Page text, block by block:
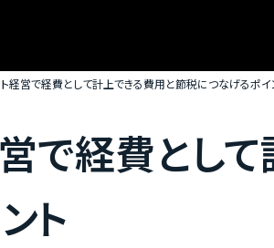
経営で経費として計上できる費用と節税につなげるポイ
で経費とし
ト